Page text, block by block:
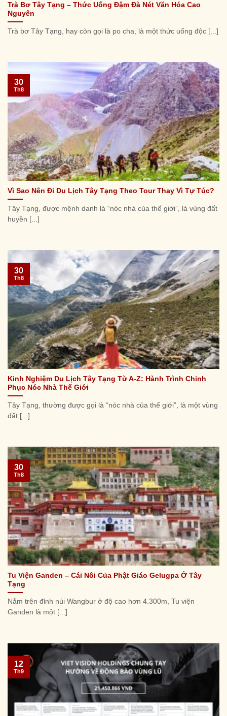
Trà Bơ Tây Tạng – Thức Uống Đậm Đà Nét Văn Hóa Cao
Nguyên
Trà bơ Tây Tạng, hay còn gọi là po cha, là một thức uống độc [...]
Vì Sao Nên Đi Du Lịch Tây Tạng Theo Tour Thay Vì Tự Túc?
Tây Tạng, được mệnh danh là “nóc nhà của thế giới”, là vùng đất
huyền [...]
30
Th8
Kinh Nghiệm Du Lịch Tây Tạng Từ A-Z: Hành Trình Chinh
Phục Nóc Nhà Thế Giới
Tây Tạng, thường được gọi là “nóc nhà của thế giới”, là một vùng
đất [...]
30
Th8
Tu Viện Ganden – Cái Nôi Của Phật Giáo Gelugpa Ở Tây
Tạng
Nằm trên đỉnh núi Wangbur ở độ cao hơn 4.300m, Tu viện
Ganden là một [...]
30
Th8
12
Th9